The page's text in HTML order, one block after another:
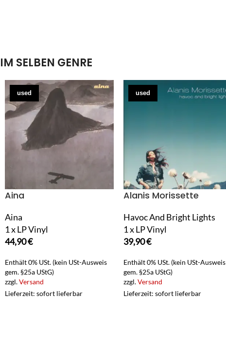
IM SELBEN GENRE
used
Aina
Aina
1 x LP Vinyl
44,90€
Enthält 0% USt. (kein USt-Ausweis
gem. §25a UStG)
zzgl.Versand
Lieferzeit: sofort lieferbar
used
Alanis Morissette
Havoc And Bright Lights
1 x LP Vinyl
39,90€
Enthält 0% USt. (kein USt-Ausweis
gem. §25a UStG)
zzgl.Versand
Lieferzeit: sofort lieferbar